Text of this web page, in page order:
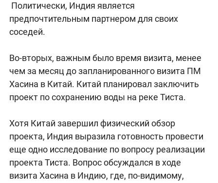
Политически, Индия является
предпочтительным партнером для своих
соседей.
Во-вторых, важным было время визита, менее
чем за месяц до запланированного визита ПМ
Хасина в Китай. Китай планировал заключить
проект по сохранению воды на реке Тиста.
Хотя Китай завершил физический обзор
проекта, Индия выразила готовность провести
еще одно исследование по вопросу реализации
проекта Тиста. Вопрос обсуждался в ходе
визита Хасина в Индию, где, по-видимому,